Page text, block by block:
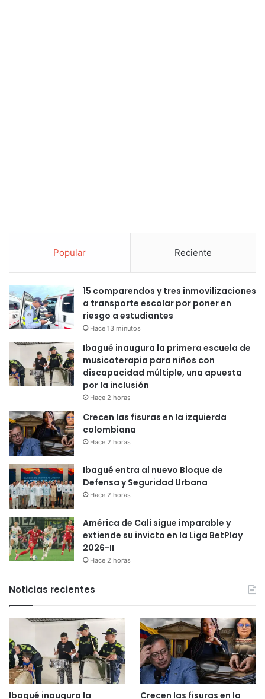
Popular Reciente
15 comparendos y tres inmovilizaciones
a transporte escolar por poner en
riesgo a estudiantes
Hace 13 minutos
Ibagué inaugura la primera escuela de
musicoterapia para niños con
discapacidad múltiple, una apuesta
por la inclusión
Hace 2 horas
Crecen las fisuras en la izquierda
colombiana
Hace 2 horas
Ibagué entra al nuevo Bloque de
Defensa y Seguridad Urbana
Hace 2 horas
América de Cali sigue imparable y
extiende su invicto en la Liga BetPlay
2026-II
Hace 2 horas
Noticias recientes
Ibagué inaugura la Crecen las fisuras en la